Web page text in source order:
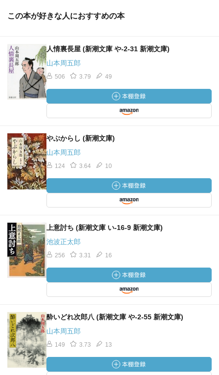
この本が好きな人におすすめの本
人情裏長屋 (新潮文庫 や-2-31 新潮文庫)
山本周五郎
506 3.79 49
やぶからし (新潮文庫)
山本周五郎
124 3.64 10
上意討ち (新潮文庫 い-16-9 新潮文庫)
池波正太郎
256 3.31 16
酔いどれ次郎八 (新潮文庫 や-2-55 新潮文庫)
山本周五郎
149 3.73 13